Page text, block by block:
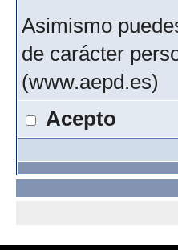
Asimismo
de carácter
(www.aepd.es)
Acepto